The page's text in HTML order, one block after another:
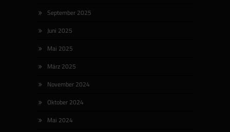
September 2025
Juni 2025
Mai 2025
März 2025
November 2024
Oktober 2024
Mai 2024